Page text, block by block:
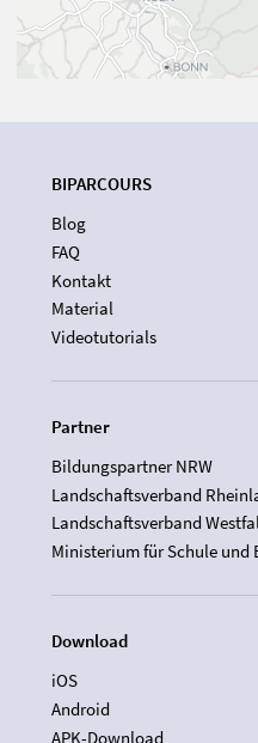
BIPARCOURS
Blog
FAQ
Kontakt
Material
Videotutorials
Partner
Bildungspartner NRW
Landschaftsverband
Landschaftsverband
Ministerium für Schule und
Download
iOS
Android
APK-Download